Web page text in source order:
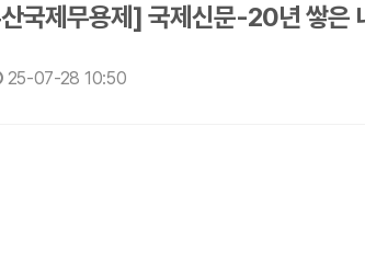
국제무용제] 국제신문-20년 쌓은
25-07-28 10:50